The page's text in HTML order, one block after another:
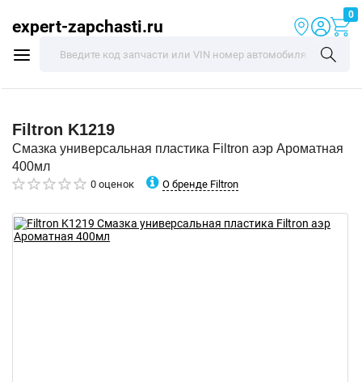
expert-zapchasti.ru
0
Filtron K1219
Смазка универсальная пластика Filtron аэр Ароматная
400мл
0 оценок О бренде Filtron